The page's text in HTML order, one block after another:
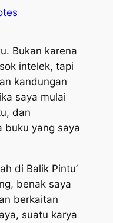
Bukan karena
intelek, tapi
kandungan
saya mulai
dan
buku yang saya
di Balik Pintu’
benak saya
berkaitan
suatu karya